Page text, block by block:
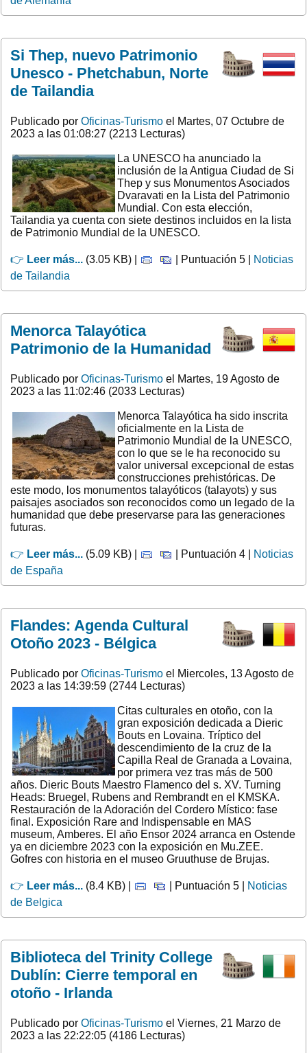
Si Thep, nuevo Patrimonio
Unesco - Phetchabun, Norte
de Tailandia
Publicado por Oficinas-Turismo el Martes, 07 Octubre de
2023 a las 01:08:27 (2213 Lecturas)
La UNESCO ha anunciado la
inclusión de la Antigua Ciudad de Si
Thep y sus Monumentos Asociados
Dvaravati en la Lista del Patrimonio
Mundial. Con esta elección,
Tailandia ya cuenta con siete destinos incluidos en la lista
de Patrimonio Mundial de la UNESCO.
👉 Leer más... (3.05 KB) | | Puntuación 5 |
Noticias
de Tailandia
Menorca Talayótica
Patrimonio de la Humanidad
Publicado por Oficinas-Turismo el Martes, 19 Agosto de
2023 a las 11:02:46 (2033 Lecturas)
Menorca Talayótica ha sido inscrita
oficialmente en la Lista de
Patrimonio Mundial de la UNESCO,
con lo que se le ha reconocido su
valor universal excepcional de estas
construcciones prehistóricas. De
este modo, los monumentos talayóticos (talayots) y sus
paisajes asociados son reconocidos como un legado de la
humanidad que debe preservarse para las generaciones
futuras.
👉 Leer más... (5.09 KB) | | Puntuación 4 |
Noticias
de España
Flandes: Agenda Cultural
Otoño 2023 - Bélgica
Publicado por Oficinas-Turismo el Miercoles, 13 Agosto de
2023 a las 14:39:59 (2744 Lecturas)
Citas culturales en otoño, con la
gran exposición dedicada a Dieric
Bouts en Lovaina. Tríptico del
descendimiento de la cruz de la
Capilla Real de Granada a Lovaina,
por primera vez tras más de 500
años. Dieric Bouts Maestro Flamenco del s. XV. Turning
Heads: Bruegel, Rubens and Rembrandt en el KMSKA.
Restauración de la Adoración del Cordero Místico: fase
final. Exposición Rare and Indispensable en MAS
museum, Amberes. El año Ensor 2024 arranca en Ostende
ya en diciembre 2023 con la exposición en Mu.ZEE.
Gofres con historia en el museo Gruuthuse de Brujas.
👉 Leer más... (8.4 KB) | | Puntuación 5 |
Noticias
de Belgica
Biblioteca del Trinity College
Dublín: Cierre temporal en
otoño - Irlanda
Publicado por Oficinas-Turismo el Viernes, 21 Marzo de
2023 a las 22:22:05 (4186 Lecturas)